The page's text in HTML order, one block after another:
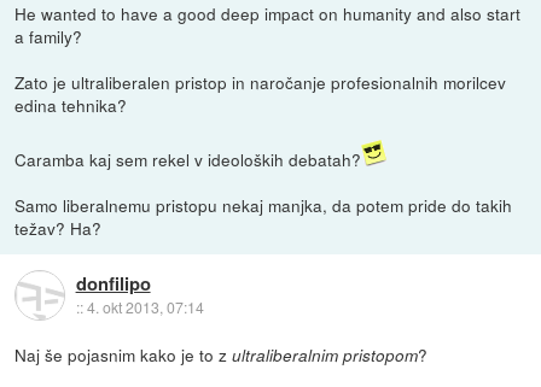
He wanted to have a good deep impact on humanity and also start
a family?
Zato je ultraliberalen pristop in naročanje profesionalnih morilcev
edina tehnika?
Caramba kaj sem rekel v ideoloških debatah?
Samo liberalnemu pristopu nekaj manjka, da potem pride do takih
težav? Ha?
donfilipo
::4. okt 2013, 07:14
Naj še pojasnim kako je to zultraliberalnim pristopom?